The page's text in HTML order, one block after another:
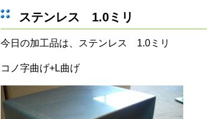
ステンレス 1.0ミリ
今日の加工品は、ステンレス 1.0ミリ
コノ字曲げ+L曲げ